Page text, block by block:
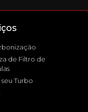
de Filtro de
Turbo